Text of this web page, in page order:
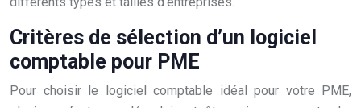
Critères de sélection d’un logiciel
comptable pour PME
Pour choisir le logiciel comptable idéal pour votre PME,